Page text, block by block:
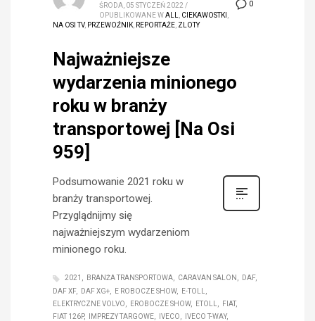
0
ŚRODA, 05 STYCZEŃ 2022 /
OPUBLIKOWANE WALL, CIEKAWOSTKI ,
NA OSI TV, PRZEWOŹNIK, REPORTAŻE, ZLOTY
Najważniejsze
wydarzenia minionego
roku w branży
transportowej [Na Osi
959]
Podsumowanie 2021 roku w
branży transportowej.
Przyglądnijmy się
najważniejszym wydarzeniom
minionego roku.
2021 BRANŻA TRANSPORTOWA CARAVAN SALON
DAF
DAF XF
DAF XG+ E ROBOCZE SHOW
E-TOLL
ELEKTRYCZNE VOLVO
EROBOCZE SHOW ETOLL
FIAT
FIAT 126P
IMPREZY TARGOWE IVECO
IVECO T-WAY